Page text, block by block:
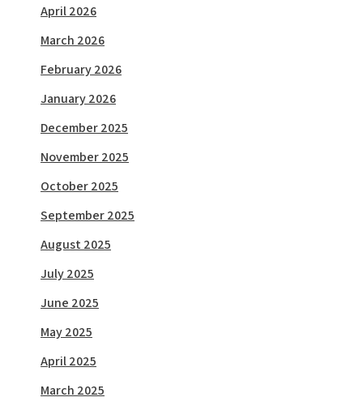
April 2026
March 2026
February 2026
January 2026
December 2025
November 2025
October 2025
September 2025
August 2025
July 2025
June 2025
May 2025
April 2025
March 2025